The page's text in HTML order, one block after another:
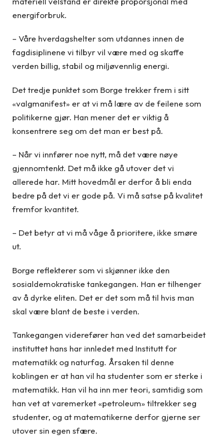
energiforbruk.
– Våre hverdagshelter som utdannes innen de
fagdisiplinene vi tilbyr vil være med og skaffe
verden billig, stabil og miljøvennlig energi.
Det tredje punktet som Borge trekker frem i sitt
«valgmanifest» er at vi må lære av de feilene som
politikerne gjør. Han mener det er viktig å
konsentrere seg om det man er best på.
– Når vi innfører noe nytt, må det være nøye
gjennomtenkt. Det må ikke gå utover det vi
allerede har. Mitt hovedmål er derfor å bli enda
bedre på det vi er gode på. Vi må satse på kvalitet
fremfor kvantitet.
– Det betyr at vi må våge å prioritere, ikke smøre
ut.
Borge reflekterer som vi skjønner ikke den
sosialdemokratiske tankegangen. Han er tilhenger
av å dyrke eliten. Det er det som må til hvis man
skal være blant de beste i verden.
Tankegangen viderefører han ved det samarbeidet
instituttet hans har innledet med Institutt for
matematikk og naturfag. Årsaken til denne
koblingen er at han vil ha studenter som er sterke i
matematikk. Han vil ha inn mer teori, samtidig som
han vet at varemerket «petroleum» tiltrekker seg
studenter, og at matematikerne derfor gjerne ser
utover sin egen sfære.